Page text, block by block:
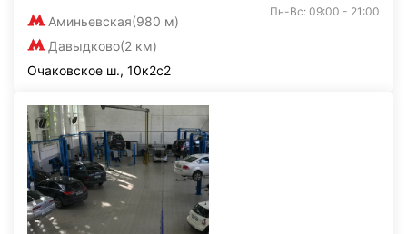
Аминьевская(980 м)
Давыдково(2 км)
Пн-Вс: 09:00 - 21:00
Очаковское ш., 10к2с2